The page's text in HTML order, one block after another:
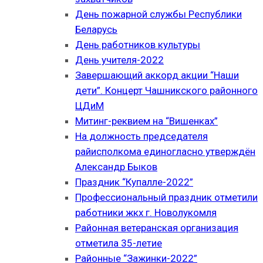
День пожарной службы Республики
Беларусь
День работников культуры
День учителя-2022
Завершающий аккорд акции “Наши
дети”. Концерт Чашникского районного
ЦДиМ
Митинг-реквием на “Вишенках”
На должность председателя
райисполкома единогласно утверждён
Александр Быков
Праздник “Купалле-2022”
Профессиональный праздник отметили
работники жкх г. Новолукомля
Районная ветеранская организация
отметила 35-летие
Районные “Зажинки-2022”